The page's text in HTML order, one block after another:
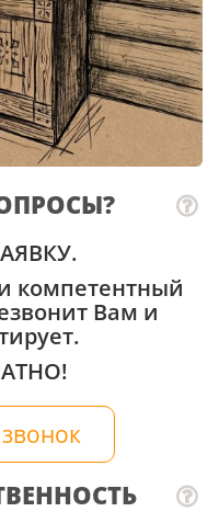
компетентный
Вам и